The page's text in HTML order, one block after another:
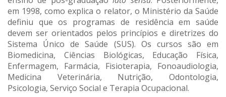
em 1998, como explica o relator, o Ministério da Saúde
definiu que os programas de residência em saúde
devem ser orientados pelos princípios e diretrizes do
Sistema Único de Saúde (SUS). Os cursos são em
Biomedicina, Ciências Biológicas, Educação Física,
Enfermagem, Farmácia, Fisioterapia, Fonoaudiologia,
Medicina Veterinária, Nutrição, Odontologia,
Psicologia, Serviço Social e Terapia Ocupacional.